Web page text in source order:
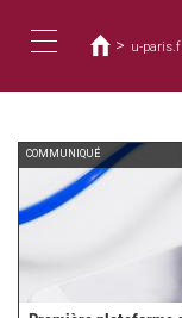
contenido
está
aquí
> u-
COMMUNIQUÉ